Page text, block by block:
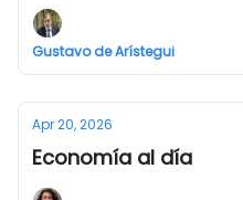
Gustavo de Arístegui
Apr 20, 2026
Economía al día